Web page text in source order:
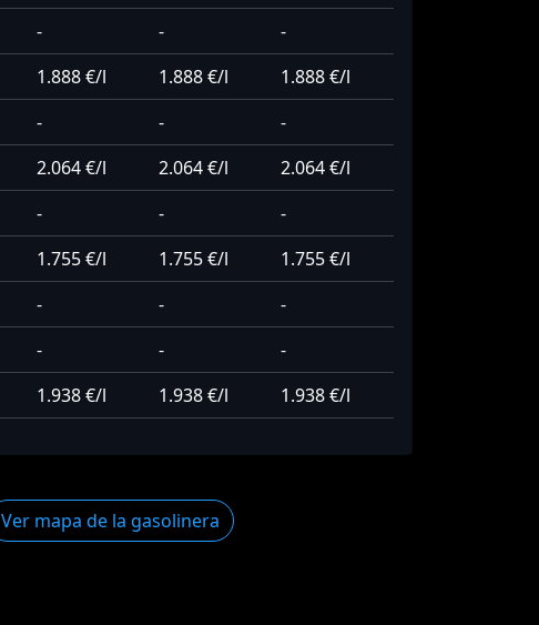
- -
-
1.888 €/l 1.888 €/l
1.888 €/l
- -
-
2.064 €/l 2.064 €/l
2.064 €/l
- -
-
1.755 €/l 1.755 €/l
1.755 €/l
- -
-
- -
-
1.938 €/l 1.938 €/l 1.938 €/l
Ver mapa de la gasolinera